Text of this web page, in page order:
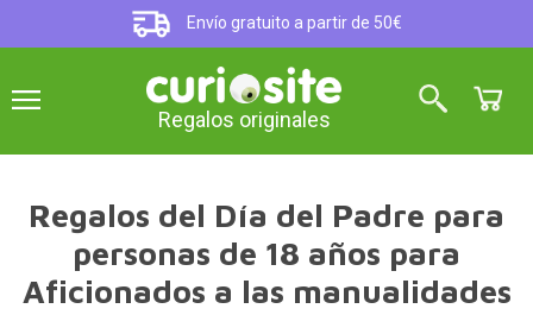
Envío gratuito a partir de 50€
Regalos originales
Regalos del Día del Padre para
personas de 18 años para
Aficionados a las manualidades